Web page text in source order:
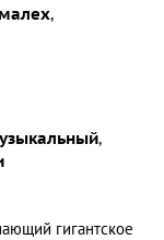
,
,
гигантское